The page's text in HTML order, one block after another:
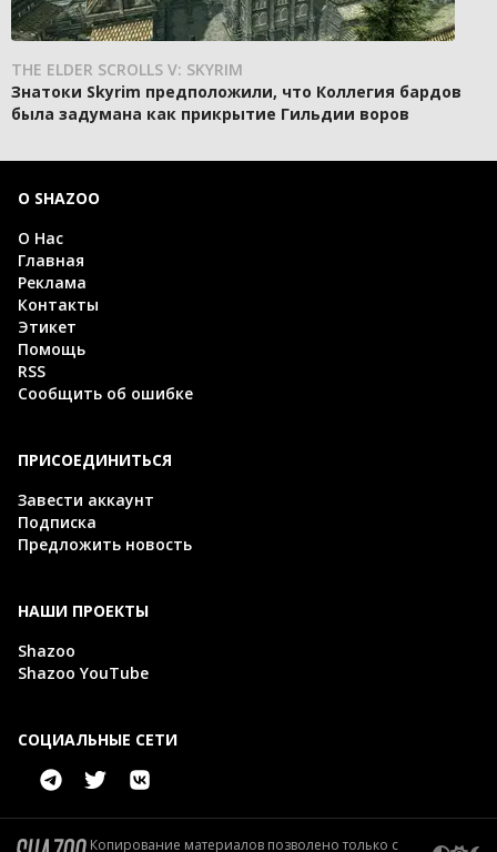
THE ELDER SCROLLS V: SKYRIM
Знатоки Skyrim предположили, что Коллегия бардов
была задумана как прикрытие Гильдии воров
О SHAZOO
О Нас
Главная
Реклама
Контакты
Этикет
Помощь
RSS
Сообщить об ошибке
ПРИСОЕДИНИТЬСЯ
Завести аккаунт
Подписка
Предложить новость
НАШИ ПРОЕКТЫ
Shazoo
Shazoo YouTube
СОЦИАЛЬНЫЕ СЕТИ
Копирование материалов позволено только с